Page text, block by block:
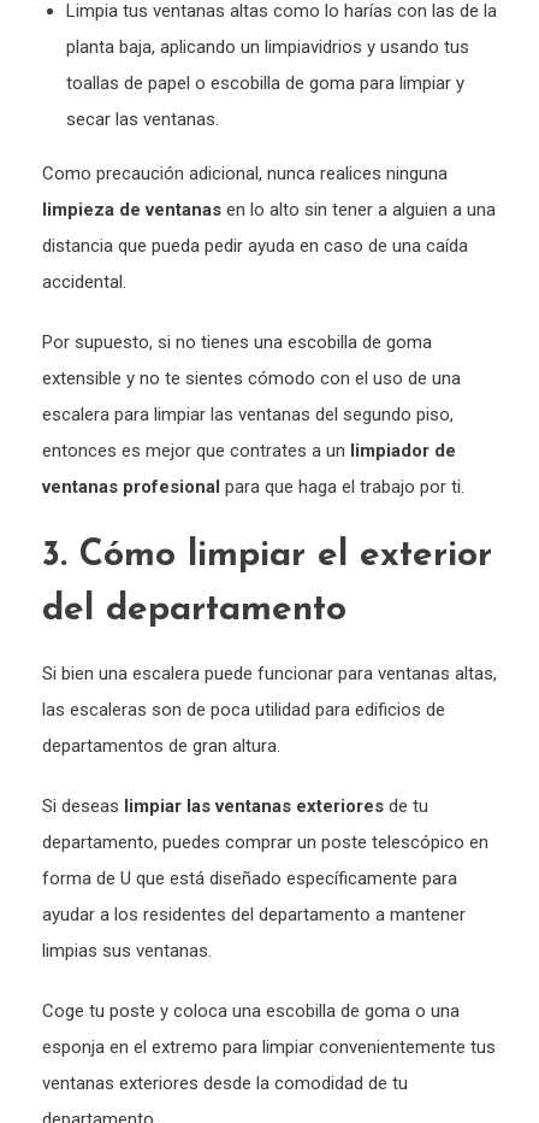
Limpia tus ventanas altas como lo harías con las de la
planta baja, aplicando un limpiavidrios y usando tus
toallas de papel o escobilla de goma para limpiar y
secar las ventanas.
Como precaución adicional, nunca realices ninguna
limpieza de ventanas en lo alto sin tener a alguien a una
distancia que pueda pedir ayuda en caso de una caída
accidental.
Por supuesto, si no tienes una escobilla de goma
extensible y no te sientes cómodo con el uso de una
escalera para limpiar las ventanas del segundo piso,
entonces es mejor que contrates a un limpiador de
ventanas profesional para que haga el trabajo por ti.
3. Cómo limpiar el exterior
del departamento
Si bien una escalera puede funcionar para ventanas altas,
las escaleras son de poca utilidad para edificios de
departamentos de gran altura.
Si deseas limpiar las ventanas exteriores de tu
departamento, puedes comprar un poste telescópico en
forma de U que está diseñado específicamente para
ayudar a los residentes del departamento a mantener
limpias sus ventanas.
Coge tu poste y coloca una escobilla de goma o una
esponja en el extremo para limpiar convenientemente tus
ventanas exteriores desde la comodidad de tu